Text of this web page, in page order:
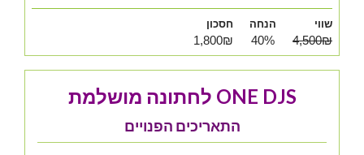
שווי
4,500₪
הנחה
40%
חסכון
1,800₪
ONE DJS לחתונה מושלמת
התאריכים הפנויים